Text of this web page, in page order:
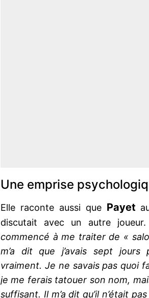
Une emprise
Elle raconte aussi quePayet
discutait avec un autre joueur.
commencé à me traiter de «
m’a dit que j’avais sept jours
vraiment. Je ne savais pas quoi
je me ferais tatouer son nom,
suffisant. Il m’a dit qu’il n’était